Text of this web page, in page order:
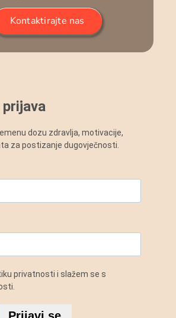
Kontaktirajte nas
dozu zdravlja, motivacije,
za postizanje dugovječnosti.
privatnosti i slažem se s